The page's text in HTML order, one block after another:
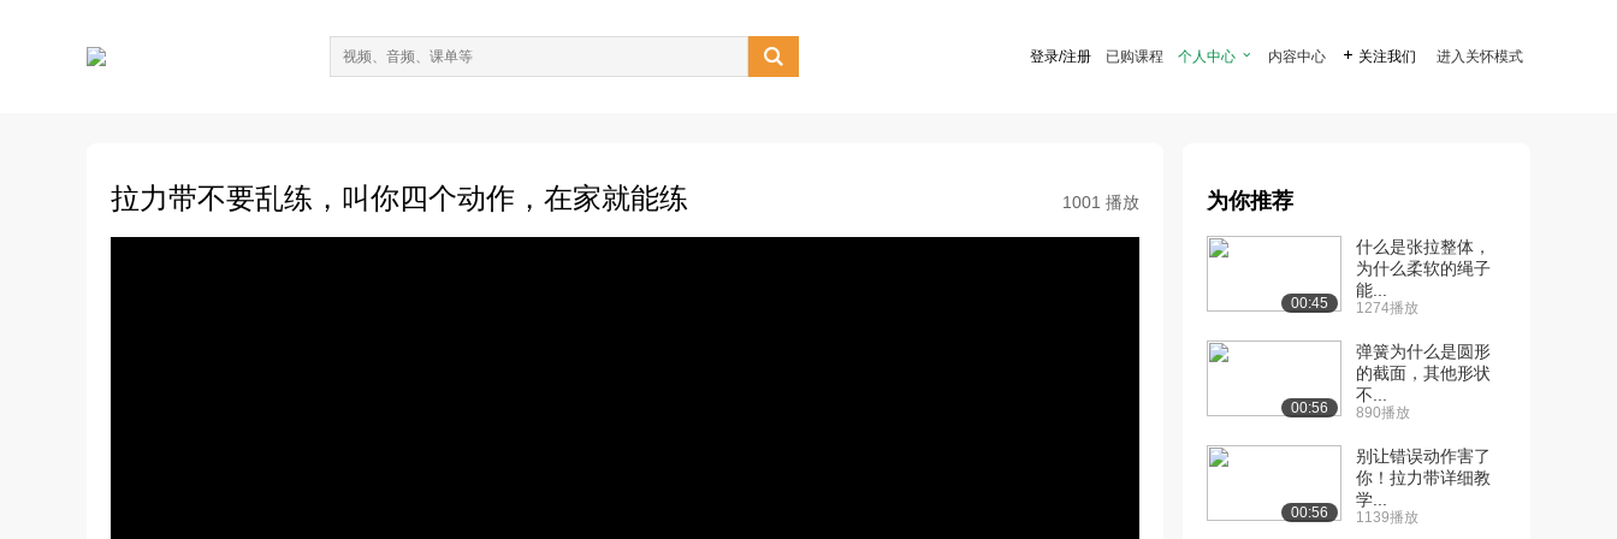
 登录/注册 已购课程 个人中心  内容中心  关注我们 进入关怀模式
拉力带不要乱练，叫你四个动作，在家就能练 1001 播放 为你推荐
00:45
什么是张拉整体，
为什么柔软的绳子
能...
1274播放
00:56
弹簧为什么是圆形
的截面，其他形状
不...
890播放
00:56
别让错误动作害了
你！拉力带详细教
学...
1139播放